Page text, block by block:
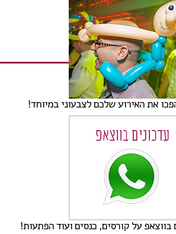
את האירוע שלכם לצבעוני במיוחד!
בווצאפ על קורסים, כנסים ועוד הפתעות!